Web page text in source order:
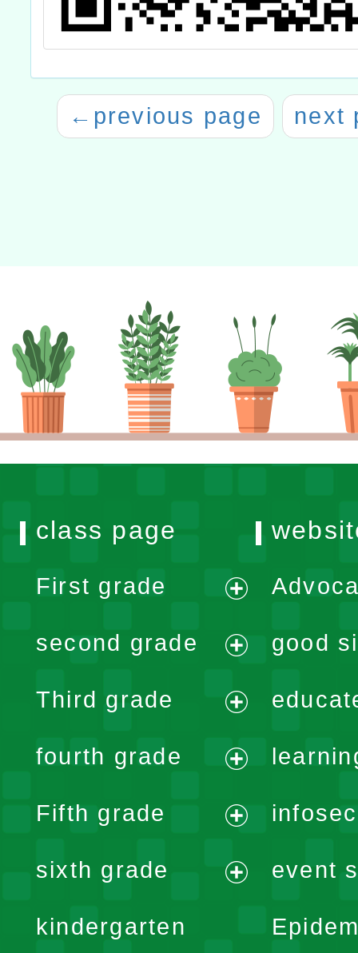
← previous page next
class page
First grade
menu
second grade
menu
Third grade
menu
fourth grade
menu
Fifth grade
menu
sixth grade
kindergarten
good
event